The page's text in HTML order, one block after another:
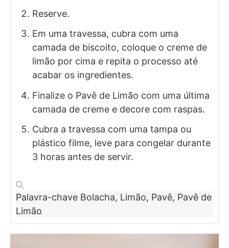
Reserve.
Em uma travessa, cubra com uma
camada de biscoito, coloque o creme de
limão por cima e repita o processo até
acabar os ingredientes.
Finalize o Pavê de Limão com uma última
camada de creme e decore com raspas.
Cubra a travessa com uma tampa ou
plástico filme, leve para congelar durante
3 horas antes de servir.
Palavra-chave Bolacha, Limão, Pavê, Pavê de
Limão